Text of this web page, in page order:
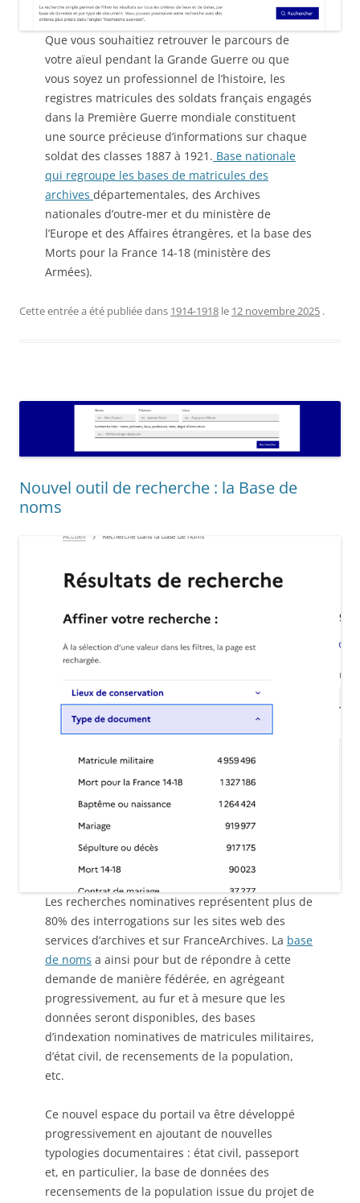
Que vous souhaitiez retrouver le parcours de
votre aïeul pendant la Grande Guerre ou que
vous soyez un professionnel de l’histoire, les
registres matricules des soldats français engagés
dans la Première Guerre mondiale constituent
une source précieuse d’informations sur chaque
soldat des classes 1887 à 1921. Base nationale
qui regroupe les bases de matricules des
archives départementales, des Archives
nationales d’outre-mer et du ministère de
l’Europe et des Affaires étrangères, et la base des
Morts pour la France 14-18 (ministère des
Armées).
Cette entrée a été publiée dans 1914-1918 le 12 novembre 2025 .
Nouvel outil de recherche : la Base de
noms
Les recherches nominatives représentent plus de
80% des interrogations sur les sites web des
services d’archives et sur FranceArchives. La base
de noms a ainsi pour but de répondre à cette
demande de manière fédérée, en agrégeant
progressivement, au fur et à mesure que les
données seront disponibles, des bases
d’indexation nominatives de matricules militaires,
d’état civil, de recensements de la population,
etc.
Ce nouvel espace du portail va être développé
progressivement en ajoutant de nouvelles
typologies documentaires : état civil, passeport
et, en particulier, la base de données des
recensements de la population issue du projet de